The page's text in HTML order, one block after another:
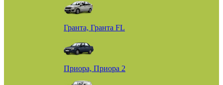
Гранта, Гранта FL
Приора, Приора 2